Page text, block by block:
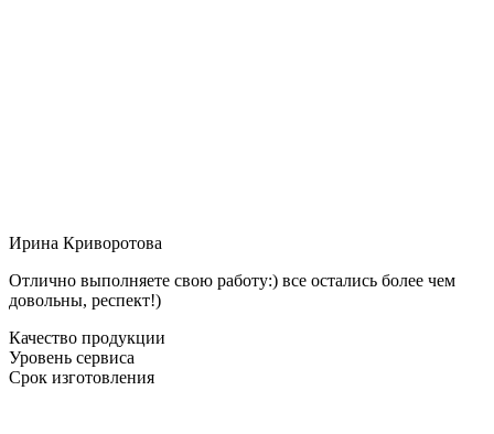
Ирина Криворотова
Отлично выполняете свою работу:) все остались более чем
довольны, респект!)
Качество продукции
Уровень сервиса
Срок изготовления